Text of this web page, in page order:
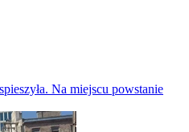
Na miejscu powstanie